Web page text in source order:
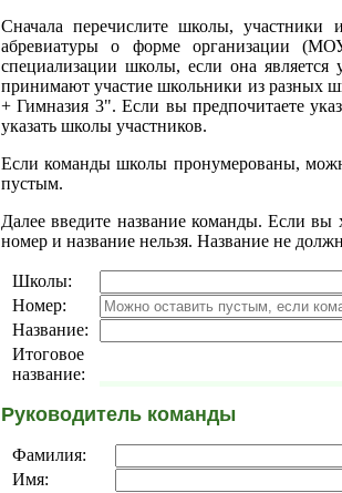
Сначала перечислите школы, участники
абревиатуры о форме организации
специализации школы, если она
принимают участие школьники из
+ Гимназия 3". Если вы предпочитаете
указать школы участников.
Если команды школы пронумерованы,
пустым.
Далее введите название команды. Если
номер и название нельзя. Название не
Школы:
Номер:
Название:
Итоговое
название:
Руководитель команды
Фамилия:
Имя: